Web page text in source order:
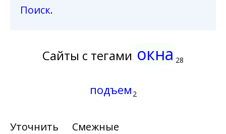
Поиск.
Сайты с тегами окна 28
подъем 2
Уточнить
Смежные